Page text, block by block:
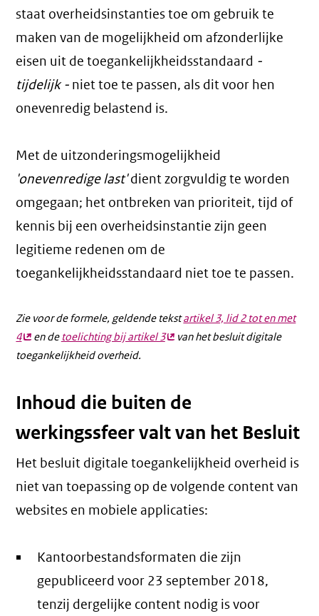
staat overheidsinstanties toe om gebruik te
maken van de mogelijkheid om afzonderlijke
eisen uit de toegankelijkheidsstandaard -
tijdelijk - niet toe te passen, als dit voor hen
onevenredig belastend is.
Met de uitzonderingsmogelijkheid
'onevenredige last'dient zorgvuldig te worden
omgegaan; het ontbreken van prioriteit, tijd of
kennis bij een overheidsinstantie zijn geen
legitieme redenen om de
toegankelijkheidsstandaard niet toe te passen.
Zie voor de formele, geldende tekstartikel 3, lid 2 tot en met
4(externe
link)
en de toelichting bij artikel 3(externe
van het besluit digitale
toegankelijkheid overheid.
Inhoud die buiten de
werkingssfeer valt van het Besluit
Het besluit digitale toegankelijkheid overheid is
niet van toepassing op de volgende content van
websites en mobiele applicaties:
Kantoorbestandsformaten die zijn
gepubliceerd voor 23 september 2018,
tenzij dergelijke content nodig is voor